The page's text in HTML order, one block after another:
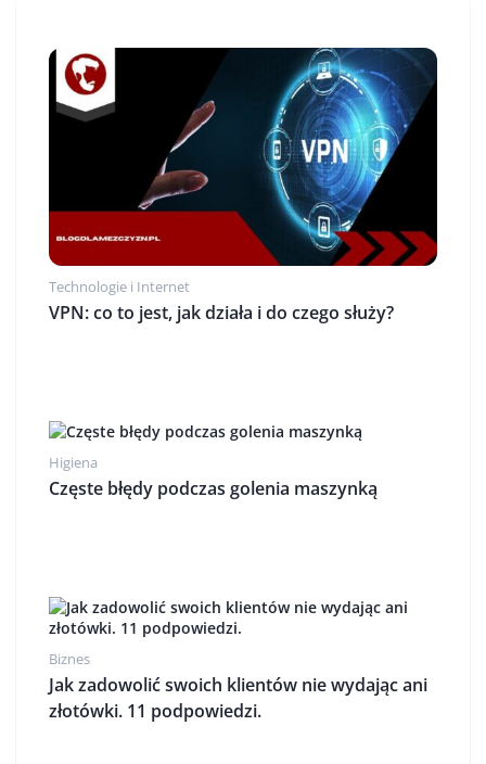
Technologie i Internet
VPN: co to jest, jak działa i do czego służy?
Higiena
Częste błędy podczas golenia maszynką
Biznes
Jak zadowolić swoich klientów nie wydając ani
złotówki. 11 podpowiedzi.